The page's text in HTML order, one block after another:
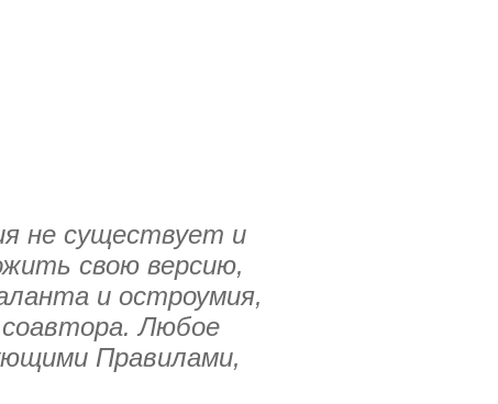
не существует и
свою версию,
и остроумия,
соавтора. Любое
Правилами,